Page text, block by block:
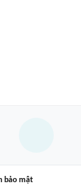
bảo mật